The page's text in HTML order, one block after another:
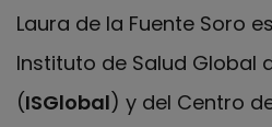
Laura de la Fuente Soro es
Instituto de Salud Global
(ISGlobal) y del Centro